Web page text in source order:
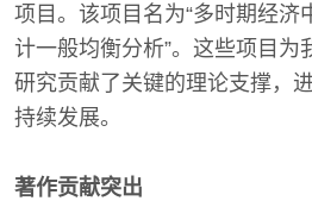
项目。该项目名为“多时期经济
计一般均衡分析”。这些项目为
研究贡献了关键的理论支撑，
持续发展。
著作贡献突出